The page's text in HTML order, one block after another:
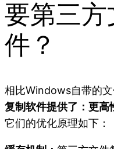
要第三
件？
相比Windows自带的文
复制软件提供了：更高
它们的优化原理如下：